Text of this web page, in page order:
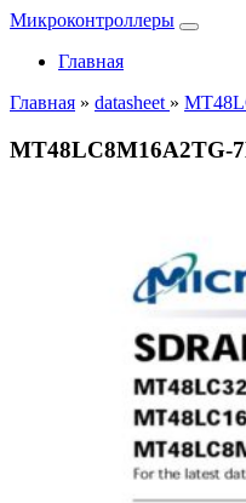
Микроконтроллеры
Главная
Главная » datasheet »
MT48LC8M16A2TG-